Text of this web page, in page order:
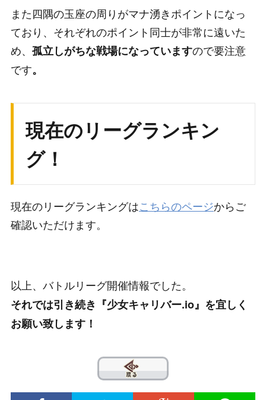
また四隅の玉座の周りがマナ湧きポイントになっ
ており、それぞれのポイント同士が非常に遠いた
め、 孤立しがちな戦場になっていますので要注意
です。
現在のリーグランキン
グ！
現在のリーグランキングはこちらのページからご
確認いただけます。
以上、バトルリーグ開催情報でした。
それでは引き続き『少女キャリバー.io』を宜しく
お願い致します！